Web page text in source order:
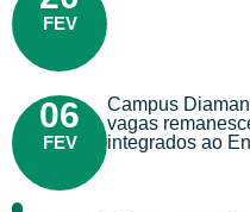
FEV
06
FEV
Campus
vagas
integrados ao